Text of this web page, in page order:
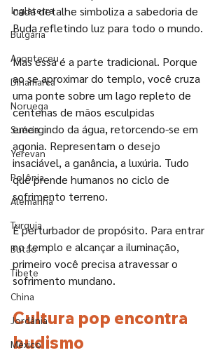
Inglaterra
Bulgária
Aconteceu
Dinamarca
Noruega
Suécia
Yerevan
Polônia
Alemanha
Turquia
Butão
Tibete
China
Jordânia
México
cada detalhe simboliza a sabedoria de
Buda refletindo luz para todo o mundo.
Mas essa é a parte tradicional. Porque
ao se aproximar do templo, você cruza
uma ponte sobre um lago repleto de
centenas de mãos esculpidas
emergindo da água, retorcendo-se em
agonia. Representam o desejo
insaciável, a ganância, a luxúria. Tudo
que prende humanos no ciclo de
sofrimento terreno.
É perturbador de propósito. Para entrar
no templo e alcançar a iluminação,
primeiro você precisa atravessar o
sofrimento mundano.
Cultura pop encontra
budismo